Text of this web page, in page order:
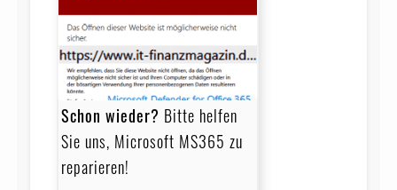
Schon wieder? Bitte helfen
Sie uns, Microsoft MS365 zu
reparieren!